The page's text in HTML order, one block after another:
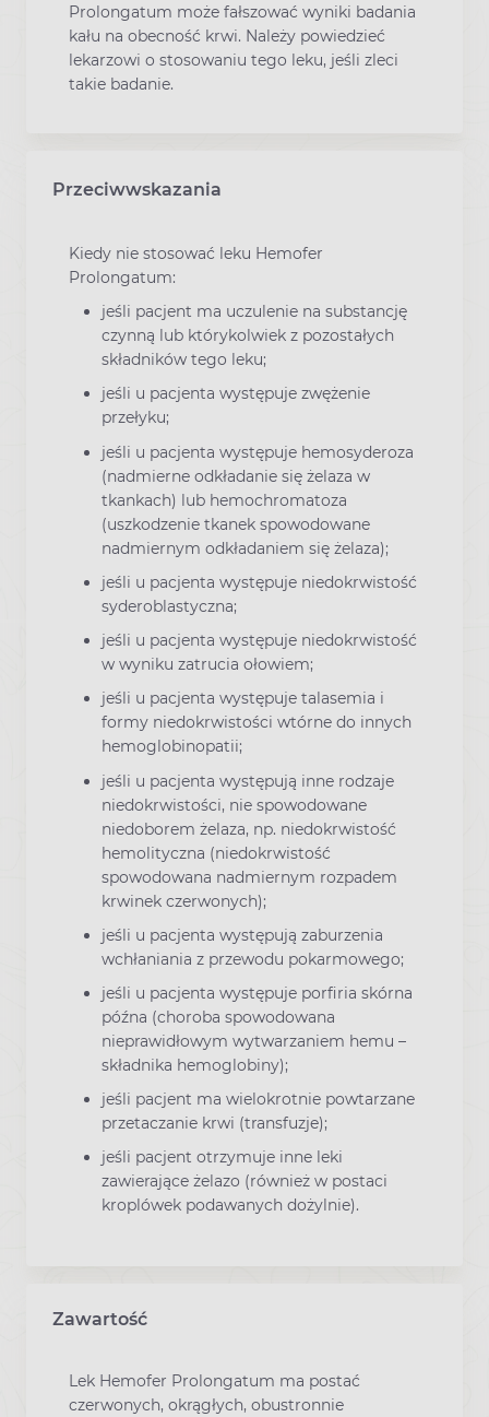
Prolongatum może fałszować wyniki badania
kału na obecność krwi. Należy powiedzieć
lekarzowi o stosowaniu tego leku, jeśli zleci
takie badanie.
Przeciwwskazania
Kiedy nie stosować leku Hemofer
Prolongatum:
jeśli pacjent ma uczulenie na substancję
czynną lub którykolwiek z pozostałych
składników tego leku;
jeśli u pacjenta występuje zwężenie
przełyku;
jeśli u pacjenta występuje hemosyderoza
(nadmierne odkładanie się żelaza w
tkankach) lub hemochromatoza
(uszkodzenie tkanek spowodowane
nadmiernym odkładaniem się żelaza);
jeśli u pacjenta występuje niedokrwistość
syderoblastyczna;
jeśli u pacjenta występuje niedokrwistość
w wyniku zatrucia ołowiem;
jeśli u pacjenta występuje talasemia i
formy niedokrwistości wtórne do innych
hemoglobinopatii;
jeśli u pacjenta występują inne rodzaje
niedokrwistości, nie spowodowane
niedoborem żelaza, np. niedokrwistość
hemolityczna (niedokrwistość
spowodowana nadmiernym rozpadem
krwinek czerwonych);
jeśli u pacjenta występują zaburzenia
wchłaniania z przewodu pokarmowego;
jeśli u pacjenta występuje porfiria skórna
późna (choroba spowodowana
nieprawidłowym wytwarzaniem hemu –
składnika hemoglobiny);
jeśli pacjent ma wielokrotnie powtarzane
przetaczanie krwi (transfuzje);
jeśli pacjent otrzymuje inne leki
zawierające żelazo (również w postaci
kroplówek podawanych dożylnie).
Zawartość
Lek Hemofer Prolongatum ma postać
czerwonych, okrągłych, obustronnie